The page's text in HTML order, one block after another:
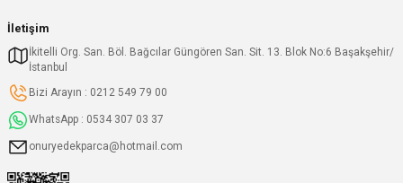
İletişim
İkitelli Org. San. Böl. Bağcılar Güngören San. Sit. 13. Blok No:6 Başakşehir/
İstanbul
Bizi Arayın : 0212 549 79 00
WhatsApp : 0534 307 03 37
onuryedekparca@hotmail.com